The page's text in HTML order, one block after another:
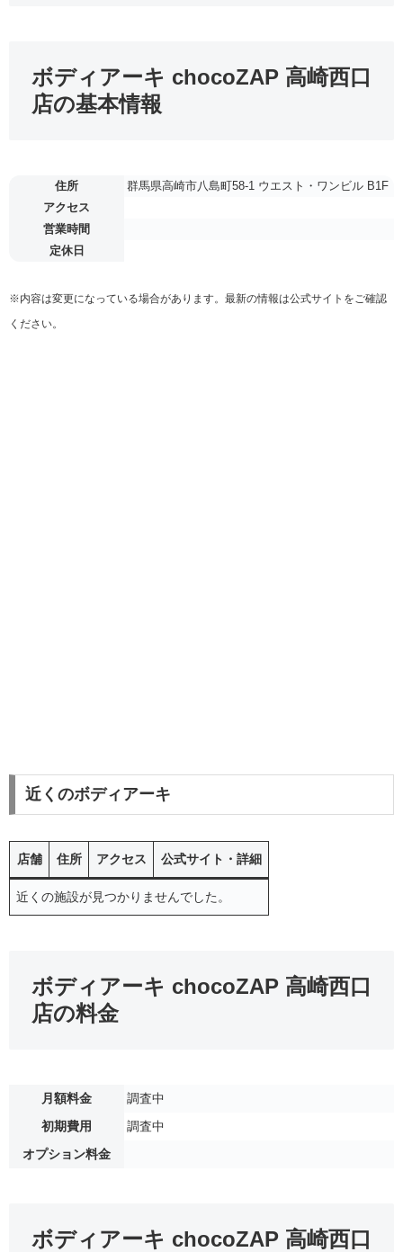
ボディアーキ chocoZAP 高崎西口
店の基本情報
住所
群馬県高崎市八島町58-1 ウエスト・ワンビル B1F
アクセス
営業時間
定休日
※内容は変更になっている場合があります。最新の情報は公式サイトをご確認
ください。
近くのボディアーキ
店舗 住所 アクセス 公式サイト・詳細
近くの施設が見つかりませんでした。
ボディアーキ chocoZAP 高崎西口
店の料金
月額料金
調査中
初期費用
調査中
オプション料金
ボディアーキ chocoZAP 高崎西口